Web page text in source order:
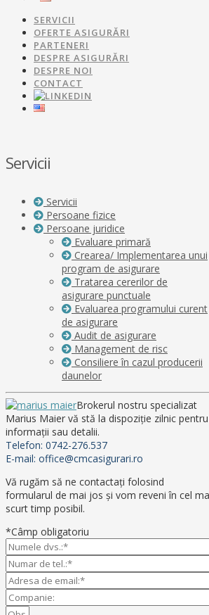
SERVICII
OFERTE ASIGURĂRI
PARTENERI
DESPRE ASIGURĂRI
DESPRE NOI
CONTACT
Servicii
Servicii
Persoane fizice
Persoane juridice
Evaluare primară
Crearea/ Implementarea unui
program de asigurare
Tratarea cererilor de
asigurare punctuale
Evaluarea programului curent
de asigurare
Audit de asigurare
Management de risc
Consiliere în cazul producerii
daunelor
Brokerul nostru specializat
Marius Maier vă stă la dispoziţie zilnic pentru
informaţii sau detalii.
Telefon: 0742-276.537
E-mail: office@cmcasigurari.ro
Vă rugăm să ne contactaţi folosind
formularul de mai jos şi vom reveni în cel
scurt timp posibil.
*Câmp obligatoriu